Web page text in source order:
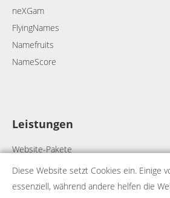
neXGam
FlyingNames
Namefruits
NameScore
Leistungen
Website-Pakete
Webdesign
Webhosting
Diese Website setzt Cookies ein. Einige
essenziell, während andere helfen die